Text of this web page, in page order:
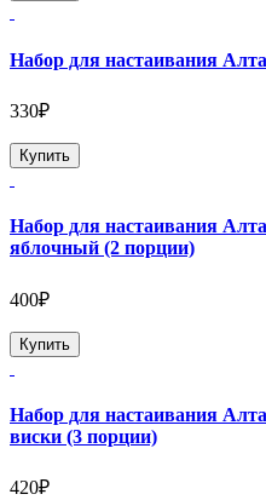
Набор для настаивания
330₽
Купить
Набор для настаивания
яблочный (2 порции)
400₽
Купить
Набор для настаивания
виски (3 порции)
420₽